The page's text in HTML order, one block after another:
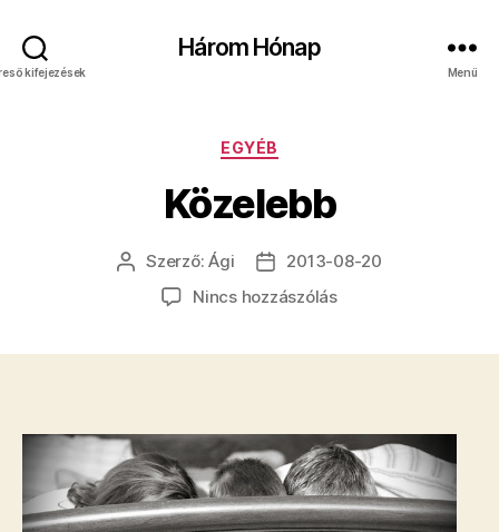
kifejezések
Három Hónap
Menü
Kategóriák
EGYÉB
Közelebb
Bejegyzés
szerzője
Szerző:Ági
Bejegyzés
dátuma
2013-08-20
Nincs hozzászólása(z)